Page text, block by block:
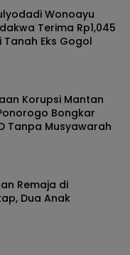
Wonoayu
Terima Rp1,045
Eks Gogol
Korupsi Mantan
Bongkar
Tanpa Musyawarah
Remaja di
Dua Anak